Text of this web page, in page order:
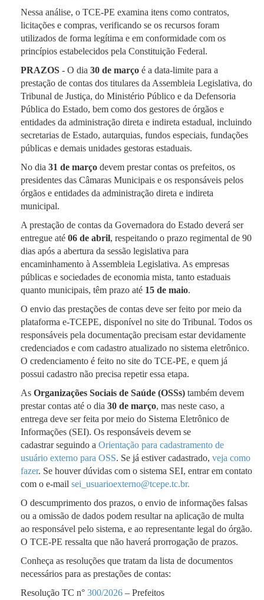
Nessa análise, o TCE-PE examina itens como contratos,
licitações e compras, verificando se os recursos foram
utilizados de forma legítima e em conformidade com os
princípios estabelecidos pela Constituição Federal.
PRAZOS - O dia 30 de março é a data-limite para a
prestação de contas dos titulares da Assembleia Legislativa, do
Tribunal de Justiça, do Ministério Público e da Defensoria
Pública do Estado, bem como dos gestores de órgãos e
entidades da administração direta e indireta estadual, incluindo
secretarias de Estado, autarquias, fundos especiais, fundações
públicas e demais unidades gestoras estaduais.
No dia 31 de março devem prestar contas os prefeitos, os
presidentes das Câmaras Municipais e os responsáveis pelos
órgãos e entidades da administração direta e indireta
municipal.
A prestação de contas da Governadora do Estado deverá ser
entregue até 06 de abril, respeitando o prazo regimental de 90
dias após a abertura da sessão legislativa para
encaminhamento à Assembleia Legislativa. As empresas
públicas e sociedades de economia mista, tanto estaduais
quanto municipais, têm prazo até 15 de maio.
O envio das prestações de contas deve ser feito por meio da
plataforma e-TCEPE, disponível no site do Tribunal. Todos os
responsáveis pela documentação precisam estar devidamente
credenciados e com cadastro atualizado no sistema eletrônico.
O credenciamento é feito no site do TCE-PE, e quem já
possui cadastro não precisa repetir essa etapa.
As Organizações Sociais de Saúde (OSSs) também devem
prestar contas até o dia 30 de março, mas neste caso, a
entrega deve ser feita por meio do Sistema Eletrônico de
Informações (SEI). Os responsáveis devem se
cadastrar seguindo a Orientação para cadastramento de
usuário externo para OSS. Se já estiver cadastrado, veja como
fazer. Se houver dúvidas com o sistema SEI, entrar em contato
com o e-mail sei_usuarioexterno@tcepe.tc.br.
O descumprimento dos prazos, o envio de informações falsas
ou a omissão de dados podem resultar na aplicação de multa
ao responsável pelo sistema, e ao representante legal do órgão.
O TCE-PE ressalta que não haverá prorrogação de prazos.
Conheça as resoluções que tratam da lista de documentos
necessários para as prestações de contas:
Resolução TC n° 300/2026 – Prefeitos